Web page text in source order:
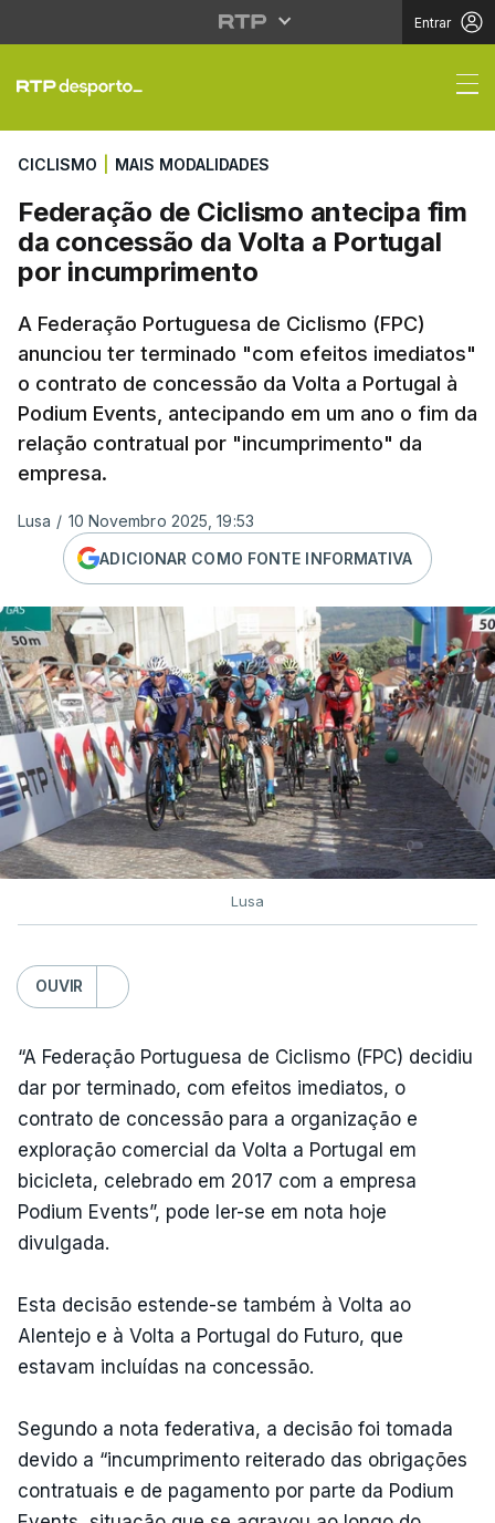
Entrar
Federação de
CICLISMO MAIS MODALIDADES
Federação de Ciclismo antecipa fim
da concessão da Volta a Portugal
por incumprimento
A Federação Portuguesa de Ciclismo (FPC)
anunciou ter terminado "com efeitos imediatos"
o contrato de concessão da Volta a Portugal à
Podium Events, antecipando em um ano o fim da
relação contratual por "incumprimento" da
empresa.
Lusa / 10 Novembro 2025, 19:53
ADICIONAR COMO FONTE INFORMATIVA
Lusa
OUVIR
“A Federação Portuguesa de Ciclismo (FPC) decidiu
dar por terminado, com efeitos imediatos, o
contrato de concessão para a organização e
exploração comercial da Volta a Portugal em
bicicleta, celebrado em 2017 com a empresa
Podium Events”, pode ler-se em nota hoje
divulgada.
Esta decisão estende-se também à Volta ao
Alentejo e à Volta a Portugal do Futuro, que
estavam incluídas na concessão.
Segundo a nota federativa, a decisão foi tomada
devido a “incumprimento reiterado das obrigações
contratuais e de pagamento por parte da Podium